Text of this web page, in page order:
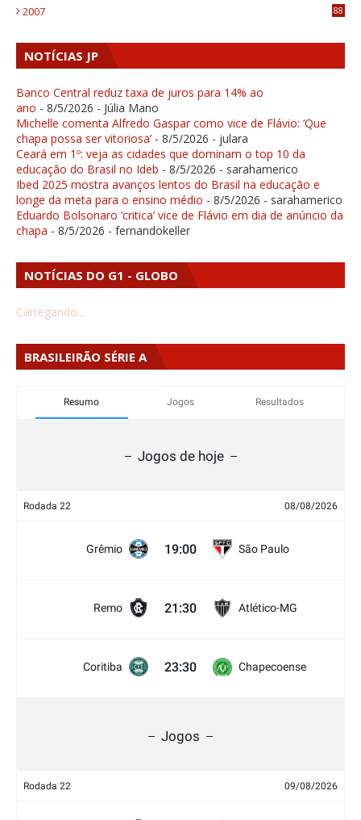
2007 88
NOTÍCIAS JP
Banco Central reduz taxa de juros para 14% ao
ano - 8/5/2026 - Júlia Mano
Michelle comenta Alfredo Gaspar como vice de Flávio: ‘Que
chapa possa ser vitoriosa’ - 8/5/2026 - julara
Ceará em 1º: veja as cidades que dominam o top 10 da
educação do Brasil no Ideb - 8/5/2026 - sarahamerico
Ibed 2025 mostra avanços lentos do Brasil na educação e
longe da meta para o ensino médio - 8/5/2026 - sarahamerico
Eduardo Bolsonaro ‘critica’ vice de Flávio em dia de anúncio da
chapa - 8/5/2026 - fernandokeller
NOTÍCIAS DO G1 - GLOBO
Carregando...
BRASILEIRÃO SÉRIE A
Resumo Jogos Resultados
Jogos de hoje
Rodada 22 08/08/2026
Grêmio 19:00 São Paulo
Remo 21:30 Atlético-MG
Coritiba 23:30 Chapecoense
Jogos
Rodada 22 09/08/2026